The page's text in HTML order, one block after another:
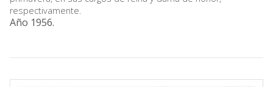
respectivamente.
Año 1956.